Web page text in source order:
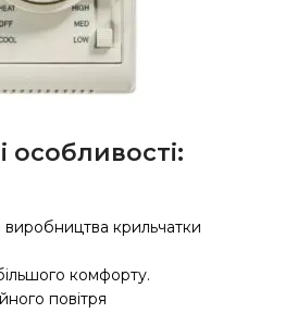
особливості:
виробництва крильчатки
комфорту.
повітря